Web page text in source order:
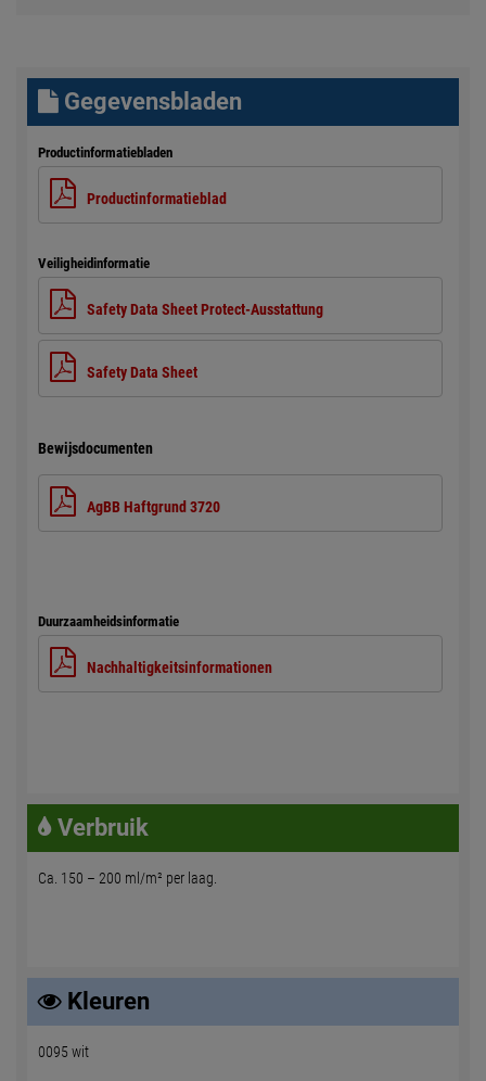
Gegevensbladen
Productinformatiebladen
Productinformatieblad
Veiligheidinformatie
Safety Data Sheet Protect-Ausstattung
Safety Data Sheet
Bewijsdocumenten
AgBB Haftgrund 3720
Duurzaamheidsinformatie
Nachhaltigkeitsinformationen
Verbruik
Ca. 150 – 200 ml/m² per laag.
Kleuren
0095 wit